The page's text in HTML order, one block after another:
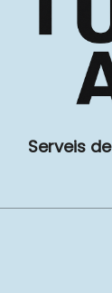
Serveis